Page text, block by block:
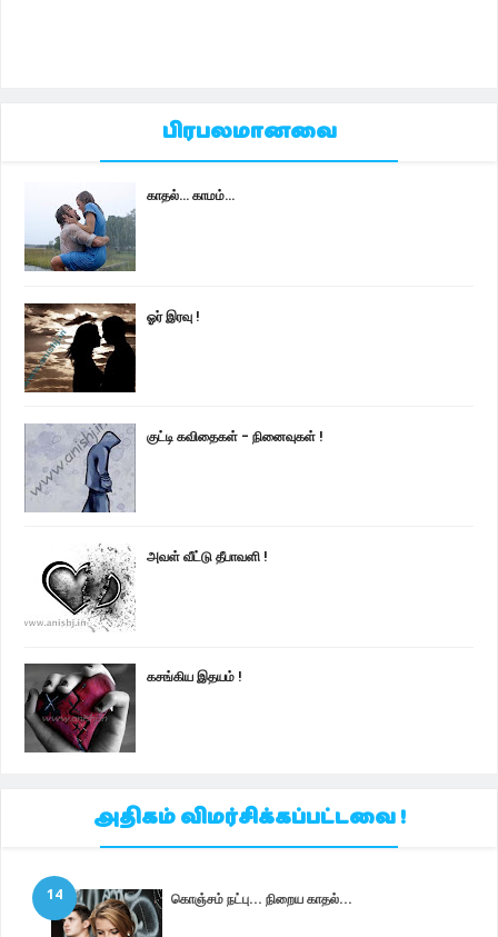
பிரபலமானவை
காதல்... காமம்...
ஓர் இரவு !
குட்டி கவிதைகள் - நினைவுகள் !
அவள் வீட்டு தீபாவளி !
கசங்கிய இதயம் !
அதிகம் விமர்சிக்கப்பட்டவை !
கொஞ்சம் நட்பு... நிறைய காதல்...
14